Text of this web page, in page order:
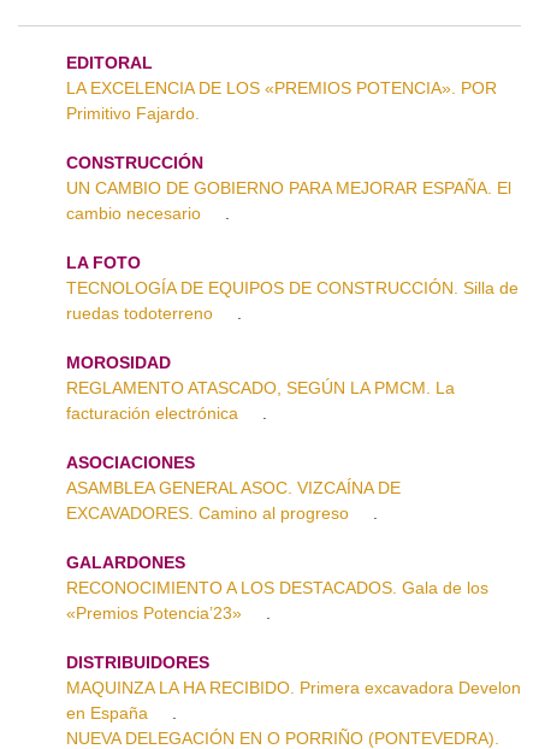
EDITORAL
LA EXCELENCIA DE LOS «PREMIOS POTENCIA». POR
Primitivo Fajardo.
CONSTRUCCIÓN
UN CAMBIO DE GOBIERNO PARA MEJORAR ESPAÑA. El
cambio necesario
LA FOTO
TECNOLOGÍA DE EQUIPOS DE CONSTRUCCIÓN. Silla de
ruedas todoterreno
MOROSIDAD
REGLAMENTO ATASCADO, SEGÚN LA PMCM. La
facturación electrónica
ASOCIACIONES
ASAMBLEA GENERAL ASOC. VIZCAÍNA DE
EXCAVADORES. Camino al progreso
GALARDONES
RECONOCIMIENTO A LOS DESTACADOS. Gala de los
«Premios Potencia’23»
DISTRIBUIDORES
MAQUINZA LA HA RECIBIDO. Primera excavadora Develon
en España
NUEVA DELEGACIÓN EN O PORRIÑO (PONTEVEDRA).